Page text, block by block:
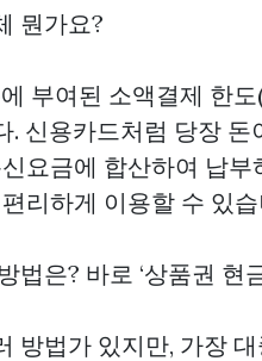
뭔가요?
부여된 소액결제 한
. 신용카드처럼 당장
요금에 합산하여 납
리하게 이용할 수 있
법은? 바로 ‘상품권 현
방법가 있지만, 가장